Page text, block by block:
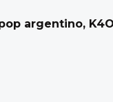
argentino,